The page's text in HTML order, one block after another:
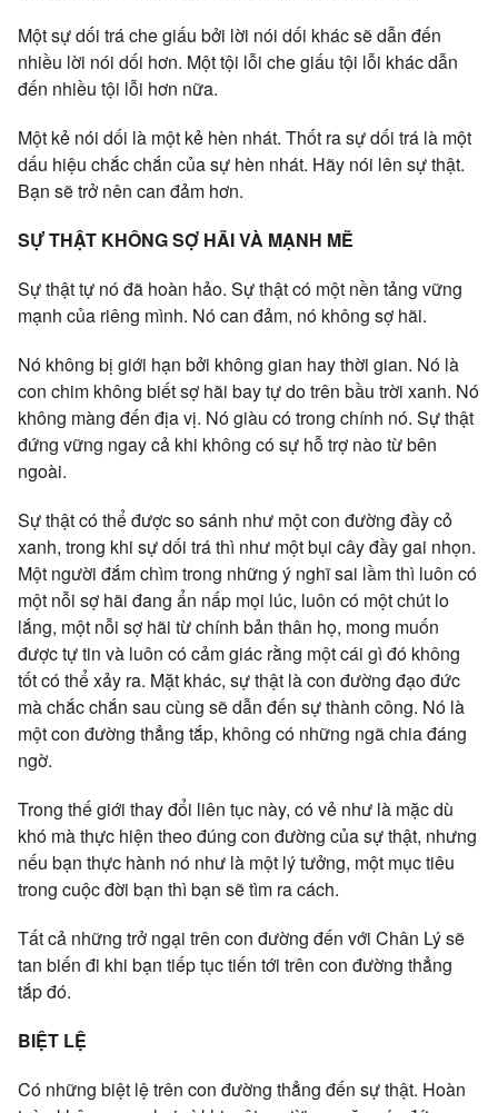
Một sự dối trá che giấu bởi lời nói dối khác sẽ dẫn đến
nhiều lời nói dối hơn. Một tội lỗi che giấu tội lỗi khác dẫn
đến nhiều tội lỗi hơn nữa.
Một kẻ nói dối là một kẻ hèn nhát. Thốt ra sự dối trá là một
dấu hiệu chắc chắn của sự hèn nhát. Hãy nói lên sự thật.
Bạn sẽ trở nên can đảm hơn.
SỰ THẬT KHÔNG SỢ HÃI VÀ MẠNH MẼ
Sự thật tự nó đã hoàn hảo. Sự thật có một nền tảng vững
mạnh của riêng mình. Nó can đảm, nó không sợ hãi.
Nó không bị giới hạn bởi không gian hay thời gian. Nó là
con chim không biết sợ hãi bay tự do trên bầu trời xanh. Nó
không màng đến địa vị. Nó giàu có trong chính nó. Sự thật
đứng vững ngay cả khi không có sự hỗ trợ nào từ bên
ngoài.
Sự thật có thể được so sánh như một con đường đầy cỏ
xanh, trong khi sự dối trá thì như một bụi cây đầy gai nhọn.
Một người đắm chìm trong những ý nghĩ sai lầm thì luôn có
một nỗi sợ hãi đang ẩn nấp mọi lúc, luôn có một chút lo
lắng, một nỗi sợ hãi từ chính bản thân họ, mong muốn
được tự tin và luôn có cảm giác rằng một cái gì đó không
tốt có thể xảy ra. Mặt khác, sự thật là con đường đạo đức
mà chắc chắn sau cùng sẽ dẫn đến sự thành công. Nó là
một con đường thẳng tắp, không có những ngã chia đáng
ngờ.
Trong thế giới thay đổi liên tục này, có vẻ như là mặc dù
khó mà thực hiện theo đúng con đường của sự thật, nhưng
nếu bạn thực hành nó như là một lý tưởng, một mục tiêu
trong cuộc đời bạn thì bạn sẽ tìm ra cách.
Tất cả những trở ngại trên con đường đến với Chân Lý sẽ
tan biến đi khi bạn tiếp tục tiến tới trên con đường thẳng
tắp đó.
BIỆT LỆ
Có những biệt lệ trên con đường thẳng đến sự thật. Hoàn